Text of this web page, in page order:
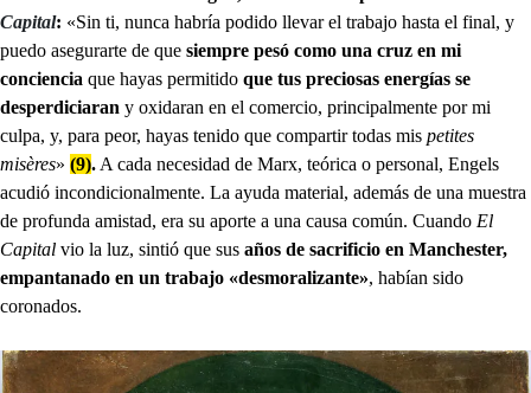
Capital: «Sin ti, nunca habría podido llevar el trabajo hasta el final, y
puedo asegurarte de que siempre pesó como una cruz en mi
conciencia que hayas permitido que tus preciosas energías se
desperdiciaran y oxidaran en el comercio, principalmente por mi
culpa, y, para peor, hayas tenido que compartir todas mis petites
misères» (9).A cada necesidad de Marx, teórica o personal, Engels
acudió incondicionalmente. La ayuda material, además de una muestra
de profunda amistad, era su aporte a una causa común. Cuando El
Capital vio la luz, sintió que sus años de sacrificio en Manchester,
empantanado en un trabajo «desmoralizante», habían sido
coronados.